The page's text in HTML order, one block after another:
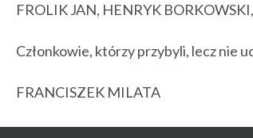
FROLIK JAN, HENRYK
Członkowie, którzy przybyli, lecz nie
FRANCISZEK MILATA